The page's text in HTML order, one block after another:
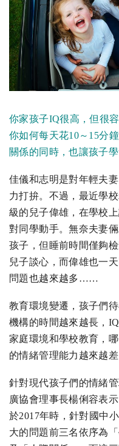
你家孩子IQ很高，但很
你如何每天花10～15分
關係的同時，也讓孩子
佳儀和志明是對年輕夫
力打拚。不過，最近學
級的兒子偉雄，在學校
對同學動手。無奈夫妻
孩子，但睡前時間僅夠
兒子談心，而偉雄也一
問題也越來越多……
教育環境變遷，孩子們
機構的時間越來越長，
家庭環境和學校教育，
的情緒管理能力越來越差
針對現代孩子們的情緒
廣協會理事長楊俐容表
於2017年時，針對國中
大的問題前三名依序為